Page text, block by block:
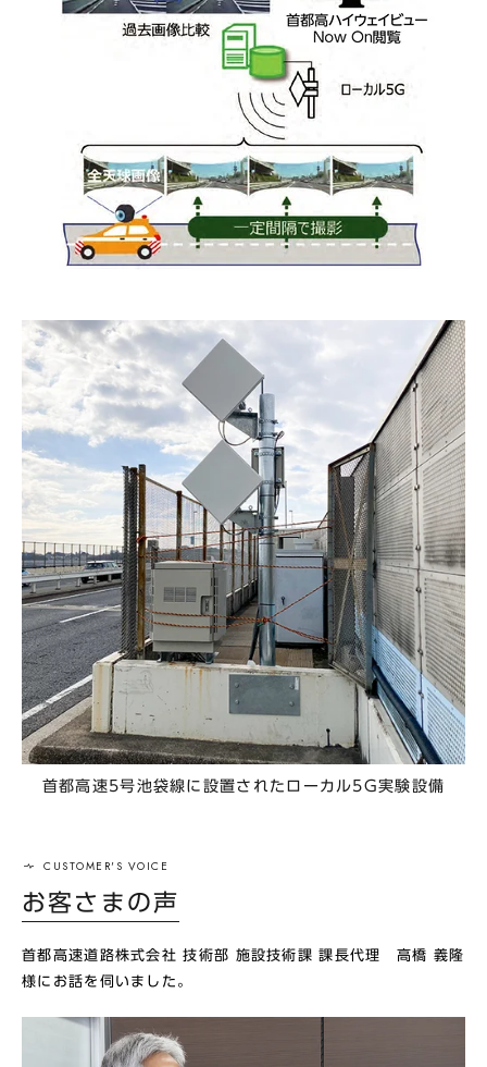
首都高速5号池袋線に設置されたローカル5G実験設備
お客さまの声
首都高速道路株式会社 技術部 施設技術課 課長代理 高橋 義隆
様にお話を伺いました。